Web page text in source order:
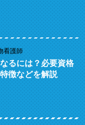
看護師
るには？必要資格
徴などを解説